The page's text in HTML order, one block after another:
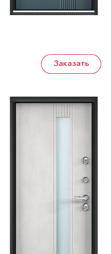
Заказать